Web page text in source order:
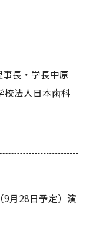
長・学長中原
校法人日本歯科
9月28日予定）演